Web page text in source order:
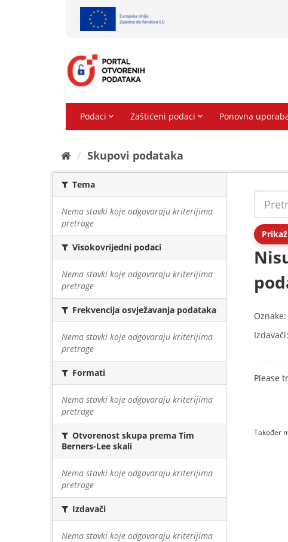
Skupovi podаtаkа
Tema
Nema stavki koje odgovaraju kriterijima
pretrage
Visokovrijedni podaci
Nema stavki koje odgovaraju kriterijima
pretrage
Frekvencija osvježavanja podataka
Nema stavki koje odgovaraju kriterijima
pretrage
Formati
Nema stavki koje odgovaraju kriterijima
pretrage
Otvorenost skupa prema Tim
Berners-Lee skali
Nema stavki koje odgovaraju kriterijima
pretrage
Izdavači
Nema stavki koje odgovaraju kriterijima
Oznake:
Izdavači:
Please
Također